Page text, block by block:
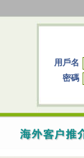
用戶名
密碼